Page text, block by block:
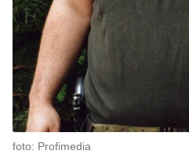
foto: Profimedia